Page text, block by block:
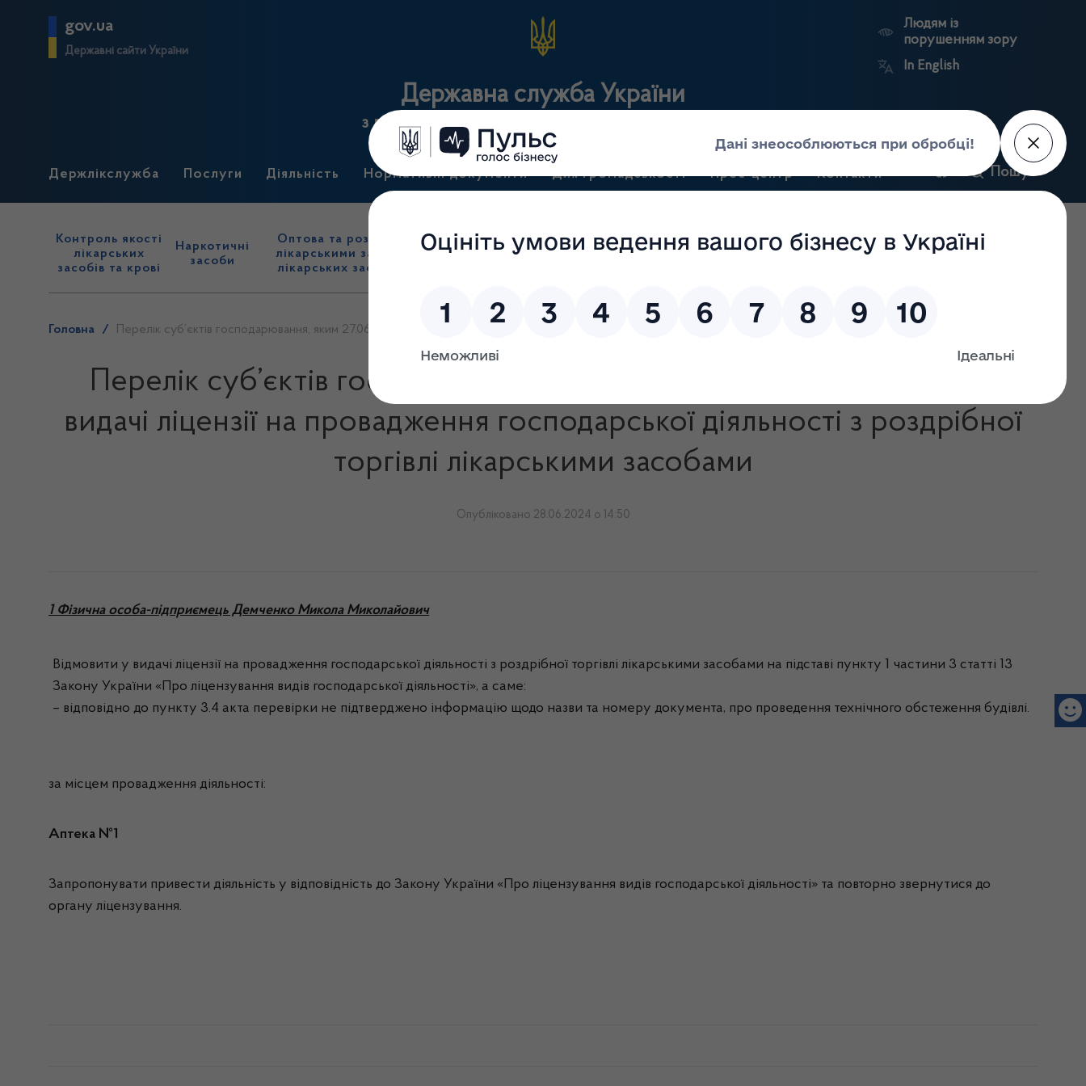
gov.ua
Державні сайти України
Державна служба України
з лікарських засобів та контролю за наркотиками
Людям із
порушенням зору
In English
Держлікслужба Послуги Діяльність Нормативні документи Для громадськості Прес-центр Контакти Пошук
Контроль якості
лікарських
засобів та крові
Наркотичні
засоби
Оптова та роздрібна торгівля
лікарськими засобами, імпорт
лікарських засобів (крім АФІ)
Державний
нагляд
виробництва лікарських
Ринковий
Державні
Антикорупційний
портал
Головна / Перелік суб’єктів господарювання, яким 27.06.2024 відмовлено у видачі ліцензії на провадження господарської діяльності з роздрібної торгівлі лікарськими засобами
Перелік суб’єктів господарювання, яким 27.06.2024 відмовлено у
видачі ліцензії на провадження господарської діяльності з роздрібної
торгівлі лікарськими засобами
Опубліковано 28.06.2024 о 14:50
1 Фізична особа-підприємець Демченко Микола Миколайович
Відмовити у видачі ліцензії на провадження господарської діяльності з роздрібної торгівлі лікарськими засобами на підставі пункту 1 частини 3 статті 13
Закону України «Про ліцензування видів господарської діяльності», а саме:
– відповідно до пункту 3.4 акта перевірки не підтверджено інформацію щодо назви та номеру документа, про проведення технічного обстеження будівлі.
за місцем провадження діяльності:
Аптека №1
Запропонувати привести діяльність у відповідність до Закону України «Про ліцензування видів господарської діяльності» та повторно звернутися до
органу ліцензування.